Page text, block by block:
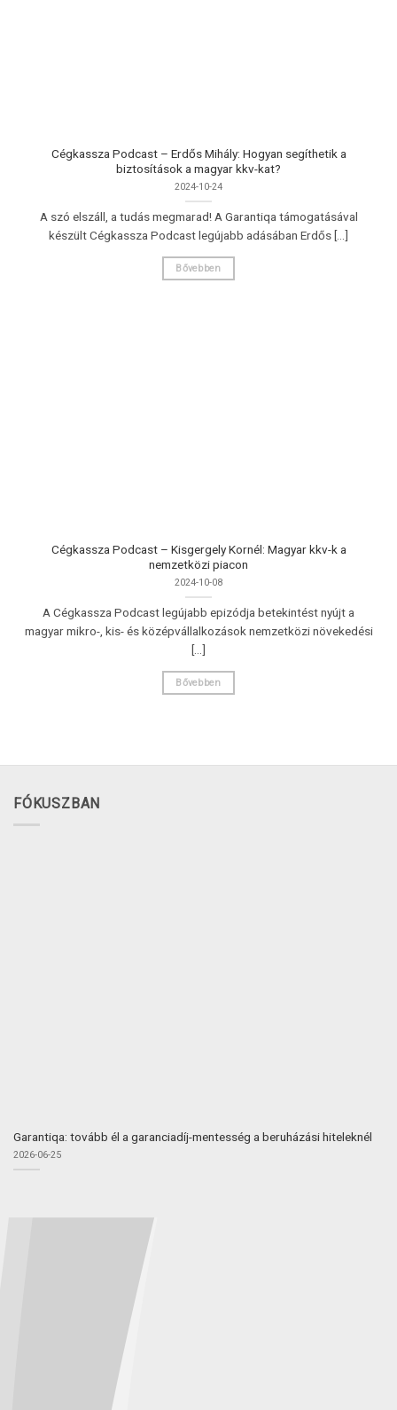
Cégkassza Podcast – Erdős Mihály: Hogyan segíthetik a
biztosítások a magyar kkv-kat?
2024-10-24
A szó elszáll, a tudás megmarad! A Garantiqa támogatásával
készült Cégkassza Podcast legújabb adásában Erdős [...]
Bővebben
Cégkassza Podcast – Kisgergely Kornél: Magyar kkv-k a
nemzetközi piacon
2024-10-08
A Cégkassza Podcast legújabb epizódja betekintést nyújt a
magyar mikro-, kis- és középvállalkozások nemzetközi növekedési
[...]
Bővebben
FÓKUSZBAN
Garantiqa: tovább él a garanciadíj-mentesség a beruházási hiteleknél
2026-06-25